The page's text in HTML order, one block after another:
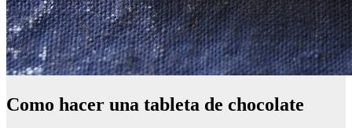
Como hacer una tableta de chocolate